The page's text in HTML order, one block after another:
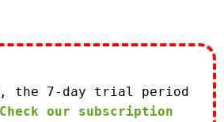
the 7-day trial period
Check our subscription